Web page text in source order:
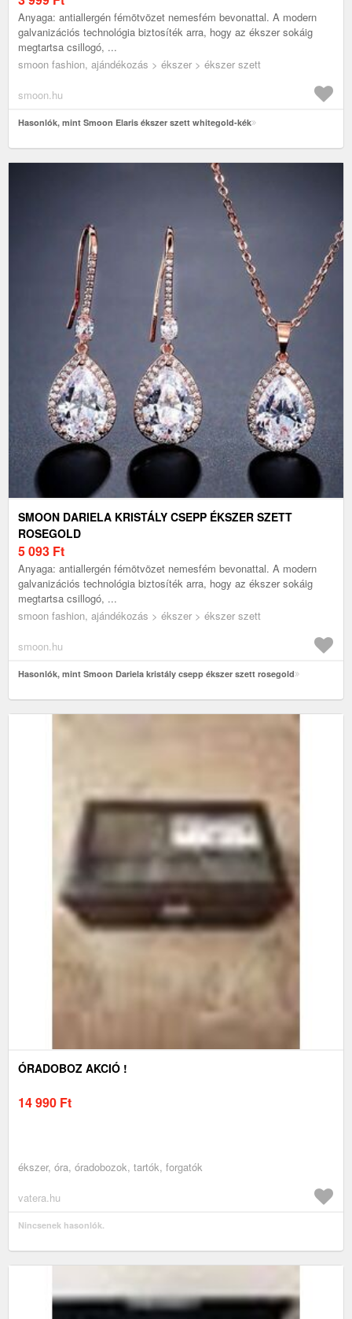
Anyaga: antiallergén fémötvözet nemesfém bevonattal. A modern
galvanizációs technológia biztosíték arra, hogy az ékszer sokáig
megtartsa csillogó, ...
smoon fashion, ajándékozás > ékszer > ékszer szett
smoon.hu
Hasonlók, mint Smoon Elaris ékszer szett whitegold-kék
SMOON DARIELA KRISTÁLY CSEPP ÉKSZER SZETT
ROSEGOLD
5 093 Ft
Anyaga: antiallergén fémötvözet nemesfém bevonattal. A modern
galvanizációs technológia biztosíték arra, hogy az ékszer sokáig
megtartsa csillogó, ...
smoon fashion, ajándékozás > ékszer > ékszer szett
smoon.hu
Hasonlók, mint Smoon Dariela kristály csepp ékszer szett rosegold
ÓRADOBOZ AKCIÓ !
14 990 Ft
ékszer, óra, óradobozok, tartók, forgatók
vatera.hu
Nincsenek hasonlók.